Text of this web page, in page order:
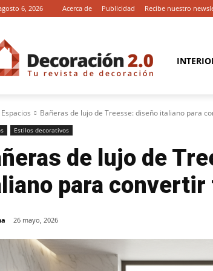
6, 2026 Acerca de Publicidad Recibe nuestro
Espacios Bañeras de lujo de Treesse: diseño italiano para
Estilos decorativos
de lujo de
para convertir
26 mayo, 2026